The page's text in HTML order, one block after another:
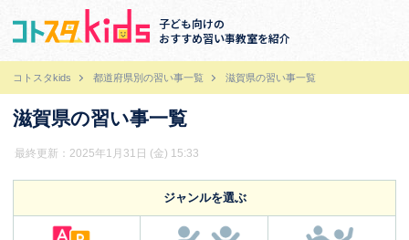
子ども向けの
おすすめ習い事教室を紹介
コトスタkids 都道府県別の習い事一覧 滋賀県の習い事一覧
滋賀県の習い事一覧
最終更新：2025年1月31日 (金) 15:33
ジャンルを選ぶ